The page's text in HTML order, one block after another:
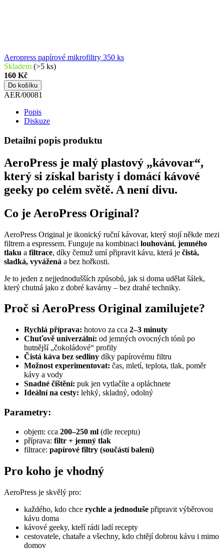
Aeropress papírové mikrofiltry 350 ks
Skladem (>5 ks)
160 Kč
Do košíku
AER/00081
Popis
Diskuze
Detailní popis produktu
AeroPress je malý plastový „kávovar“,
který si získal baristy i domácí kávové
geeky po celém světě. A není divu.
Co je AeroPress Original?
AeroPress Original je ikonický ruční kávovar, který stojí někde mezi
filtrem a espressem. Funguje na kombinaci louhování, jemného
tlaku a filtrace, díky čemuž umí připravit kávu, která je čistá,
sladká, vyvážená a bez hořkosti.
Je to jeden z nejjednodušších způsobů, jak si doma udělat šálek,
který chutná jako z dobré kavárny – bez drahé techniky.
Proč si AeroPress Original zamilujete?
Rychlá příprava: hotovo za cca 2–3 minuty
Chuťově univerzální: od jemných ovocných tónů po
hutnější „čokoládové“ profily
Čistá káva bez sedliny díky papírovému filtru
Možnost experimentovat: čas, mletí, teplota, tlak, poměr
kávy a vody
Snadné čištění: puk jen vytlačíte a opláchnete
Ideální na cesty: lehký, skladný, odolný
Parametry:
objem: cca 200–250 ml (dle receptu)
příprava: filtr + jemný tlak
filtrace: papírové filtry (součástí balení)
Pro koho je vhodný
AeroPress je skvělý pro:
každého, kdo chce rychle a jednoduše připravit výběrovou
kávu doma
kávové geeky, kteří rádi ladí recepty
cestovatele, chataře a všechny, kdo chtějí dobrou kávu i mimo
domov